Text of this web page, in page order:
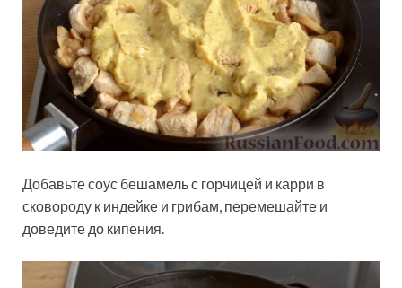
Добавьте соус бешамель с горчицей и карри в
сковороду к индейке и грибам, перемешайте и
доведите до кипения.